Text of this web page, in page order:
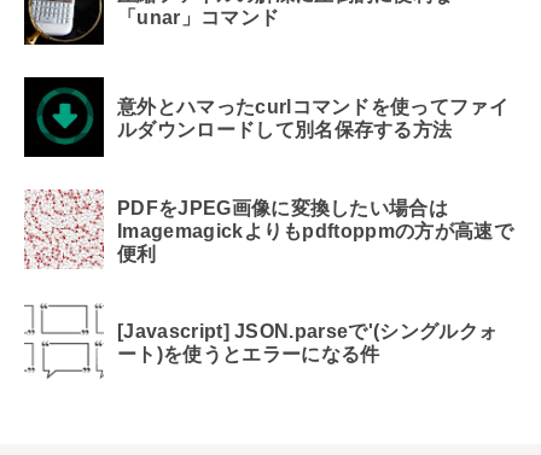
「unar」コマンド
意外とハマったcurlコマンドを使ってファイ
ルダウンロードして別名保存する方法
PDFをJPEG画像に変換したい場合は
Imagemagickよりもpdftoppmの方が高速で
便利
[Javascript] JSON.parseで'(シングルクォ
ート)を使うとエラーになる件